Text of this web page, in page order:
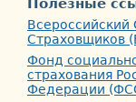
Полезные
Всероссийский
Страховщиков
Фонд
страхования
Федерации